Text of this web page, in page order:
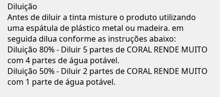
Diluição
Antes de diluir a tinta misture o produto utilizando
uma espátula de plástico metal ou madeira. em
seguida dilua conforme as instruções abaixo:
Diluição 80% - Diluir 5 partes de CORAL RENDE MUITO
com 4 partes de água potável.
Diluição 50% - Diluir 2 partes de CORAL RENDE MUITO
com 1 parte de água potável.